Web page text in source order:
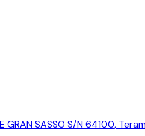
GRAN SASSO S/N 64100,